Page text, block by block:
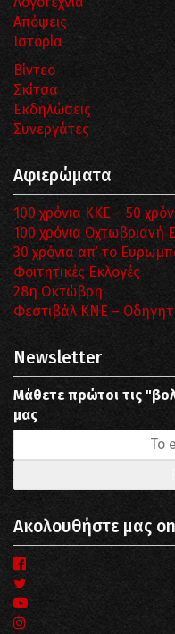
Απόψεις
Ιστορία
Βίντεο
Σκίτσα
Εκδηλώσεις
Συνεργάτες
Αφιερώματα
100 χρόνια ΚΚΕ – 50
100 χρόνια Οχτωβριανή
30 χρόνια απ’ το
Φοιτητικές Εκλογές
28η Οκτώβρη
Φεστιβάλ ΚΝΕ –
Newsletter
Μάθετε πρώτοι τις
μας
Ακολουθήστε μας